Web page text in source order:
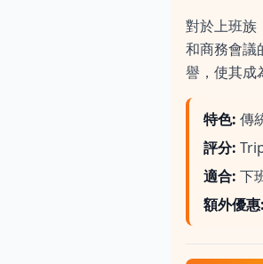
對於上班族
和商務會議
譽，使其成
特色: 傳
評分:
適合: 下
額外優惠: